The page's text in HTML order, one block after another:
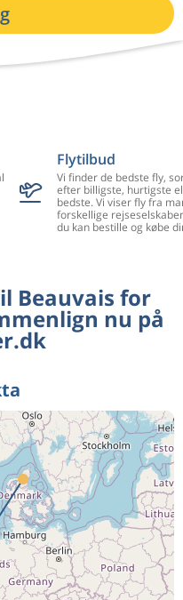
Flytilbud
Vi finder de bedste fly,
efter billigste, hurtigste
bedste. Vi viser fly fra
forskellige
du kan bestille og købe
Beauvais for
nu på